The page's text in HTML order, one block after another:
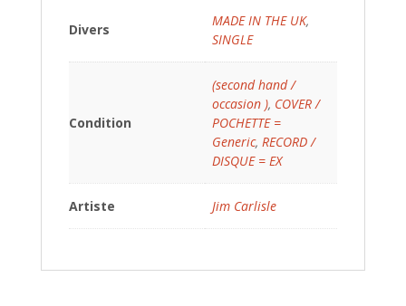
Divers
MADE IN THE UK,
SINGLE
Condition
(second hand /
occasion ), COVER /
POCHETTE =
Generic, RECORD /
DISQUE = EX
Artiste Jim Carlisle